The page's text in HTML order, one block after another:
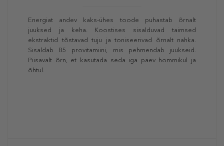
Energiat andev kaks-ühes toode puhastab õrnalt
juuksed ja keha. Koostises sisalduvad taimsed
ekstraktid tõstavad tuju ja toniseerivad õrnalt nahka.
Sisaldab B5 provitamiini, mis pehmendab juukseid.
Piisavalt õrn, et kasutada seda iga päev hommikul ja
õhtul.